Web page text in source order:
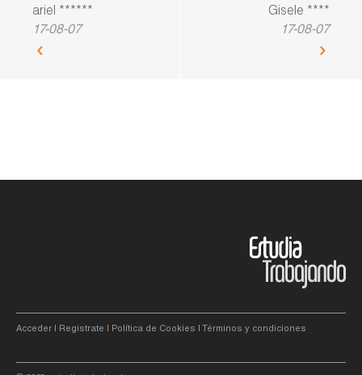
ariel ******
17-08-07
Gisele ****
17-08-07
Acceder Registrate Política de Cookies Términos y condiciones